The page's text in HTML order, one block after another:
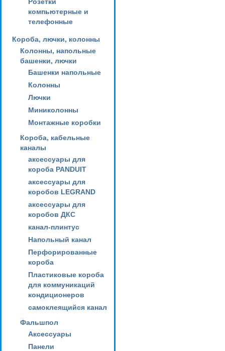
компьютерные и
телефонные
Короба, лючки, колонны
Колонны, напольные
башенки, лючки
Башенки напольные
Колонны
Лючки
Миниколонны
Монтажные коробки
Короба, кабельные
каналы
аксессуары для
короба PANDUIT
аксессуары для
коробов LEGRAND
аксессуары для
коробов ДКС
канал-плинтус
Напольный канал
Перфорированные
короба
Пластиковые короба
для коммуникаций
кондиционеров
самоклеящийся канал
Фальшпол
Аксессуары
Панели